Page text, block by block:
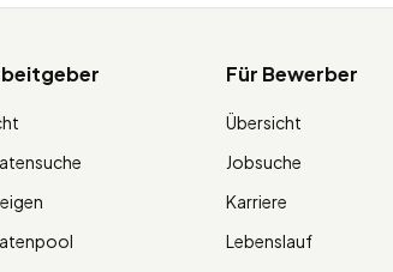
Für Bewerber
Übersicht
Jobsuche
Karriere
Lebenslauf